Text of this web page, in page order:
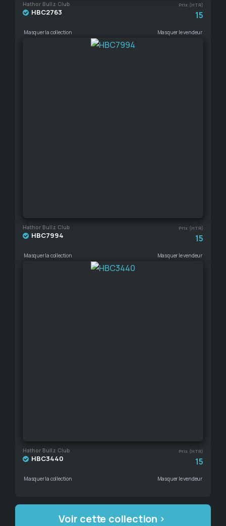
Hathor Bullz Club Prix (HTR)
HBC2763 15
Masquer la collection Masquer le vendeur
Hathor Bullz Club Prix (HTR)
HBC7994 15
Masquer la collection Masquer le vendeur
Hathor Bullz Club Prix (HTR)
HBC3440 15
Masquer la collection Masquer le vendeur
Voir cette collection